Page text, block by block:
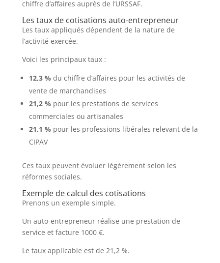
chiffre d’affaires auprès de l’URSSAF.
Les taux de cotisations auto-entrepreneur
Les taux appliqués dépendent de la nature de
l’activité exercée.
Voici les principaux taux :
12,3 % du chiffre d’affaires pour les activités de
vente de marchandises
21,2 % pour les prestations de services
commerciales ou artisanales
21,1 % pour les professions libérales relevant de la
CIPAV
Ces taux peuvent évoluer légèrement selon les
réformes sociales.
Exemple de calcul des cotisations
Prenons un exemple simple.
Un auto-entrepreneur réalise une prestation de
service et facture 1000 €.
Le taux applicable est de 21,2 %.